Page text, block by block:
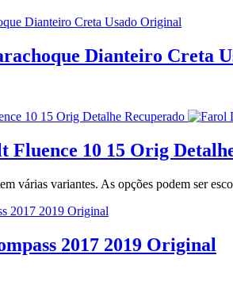
Dianteiro Creta
10 15 Orig
várias variantes. As opções podem ser
2017 2019 Original